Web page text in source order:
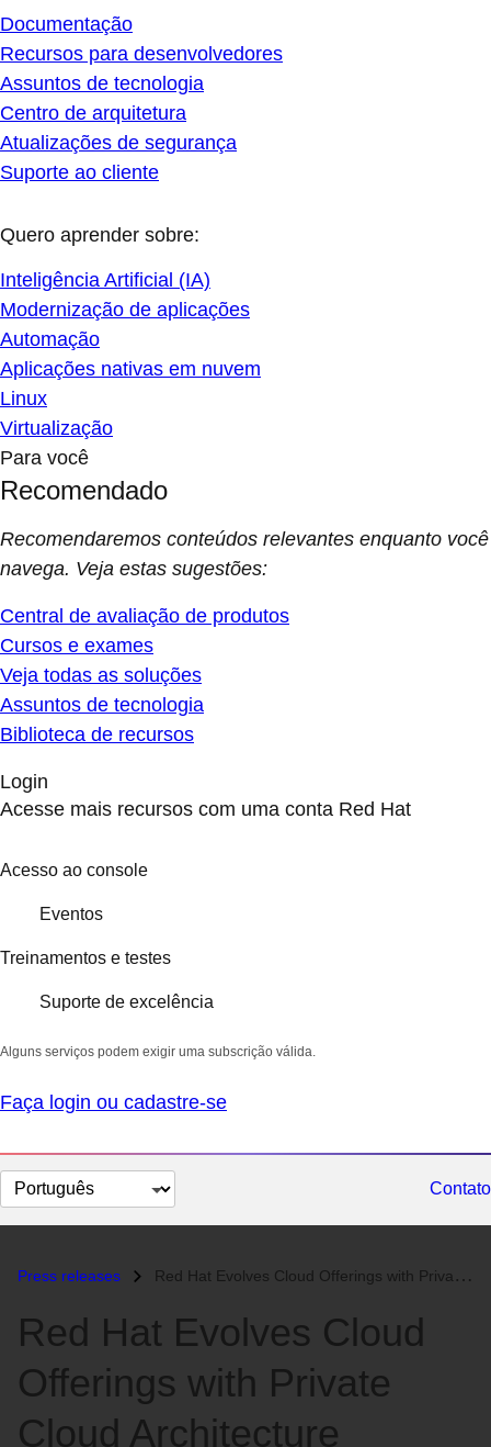
Documentação
Recursos para desenvolvedores
Assuntos de tecnologia
Centro de arquitetura
Atualizações de segurança
Suporte ao cliente
Quero aprender sobre:
Inteligência Artificial (IA)
Modernização de aplicações
Automação
Aplicações nativas em nuvem
Linux
Virtualização
Para você
Recomendado
Recomendaremos conteúdos relevantes enquanto você
navega. Veja estas sugestões:
Central de avaliação de produtos
Cursos e exames
Veja todas as soluções
Assuntos de tecnologia
Biblioteca de recursos
Login
Acesse mais recursos com uma conta Red Hat
Acesso ao console
Eventos
Treinamentos e testes
Suporte de excelência
Alguns serviços podem exigir uma subscrição válida.
Faça login ou cadastre-se
Selecionar
idioma
Contato
Press releases Red Hat Evolves Cloud Offerings with Private Cloud Architecture Course...
Red Hat Evolves Cloud
Offerings with Private
Cloud Architecture